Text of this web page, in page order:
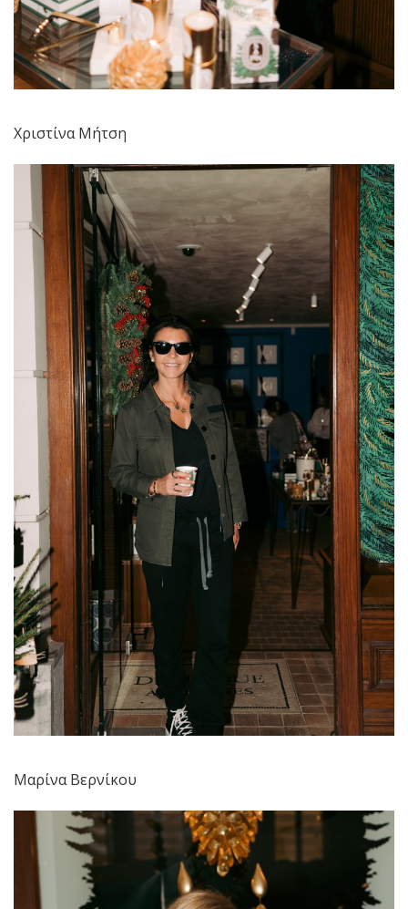
Χριστίνα Μήτση
Μαρίνα Βερνίκου